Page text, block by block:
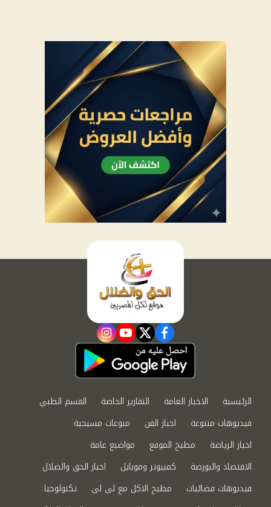
facebook
twitter
youtube
instagram
الرئيسية الاخبار العامة التقارير الخاصة
القسم الطبي
فيديوهات متنوعة
اخبار الفن
منوعات مسيحية
اخبار الرياضة
مطبخ الموقع
مواضيع عامة
الاقتصاد والبورصة
كمبيوتر وموبايل
اخبار الحق والضلال
فيديوهات فضائيات
مطبخ الاكل مع لى لى
تكنولوجيا